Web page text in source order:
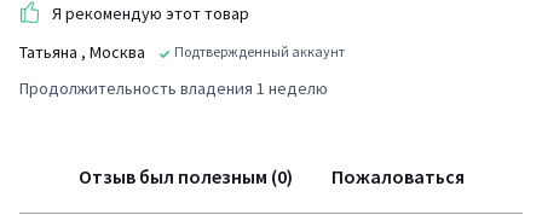
Я рекомендую этот товар
Татьяна , Москва Подтвержденный аккаунт
Продолжительность владения 1 неделю
Отзыв был полезным (0) Пожаловаться